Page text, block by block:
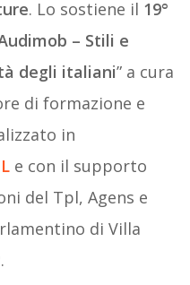
. Lo sostiene il 19°
– Stili e
degli italiani” a cura
di formazione e
in
e con il supporto
del Tpl, Agens e
di Villa